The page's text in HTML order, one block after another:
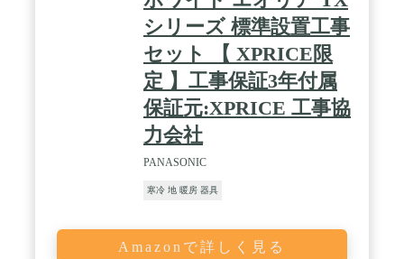
シリーズ 標準設置工事
セット 【 XPRICE限
定 】工事保証3年付属
保証元:XPRICE 工事協
力会社
PANASONIC
寒冷 地 暖房 器具
Amazonで詳しく見る